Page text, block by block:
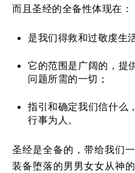
而且圣经的全备性体现在：
是我们得救和过敬虔生
它的范围是广阔的，提
问题所需的一切；
指引和确定我们信什么
行事为人。
圣经是全备的，带给我们
装备堕落的男男女女从神